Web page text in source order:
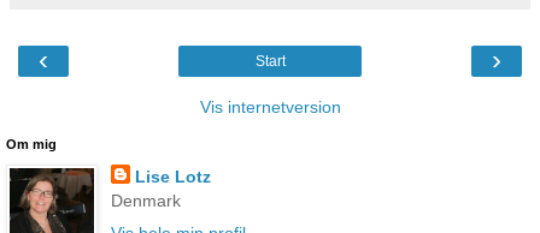
‹ ›
Start
Vis internetversion
Om mig
Lise Lotz
Denmark